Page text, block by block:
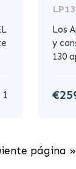
1
Los
y
130
página »